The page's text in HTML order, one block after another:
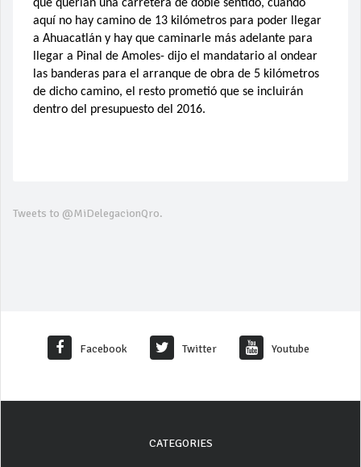
qué querían una carretera de doble sentido, cuando
aquí no hay camino de 13 kilómetros para poder llegar
a Ahuacatlán y hay que caminarle más adelante para
llegar a Pinal de Amoles- dijo el mandatario al ondear
las banderas para el arranque de obra de 5 kilómetros
de dicho camino, el resto prometió que se incluirán
dentro del presupuesto del 2016.
Tweets to @MiDelegacionQro.
Facebook Twitter Youtube
CATEGORIES